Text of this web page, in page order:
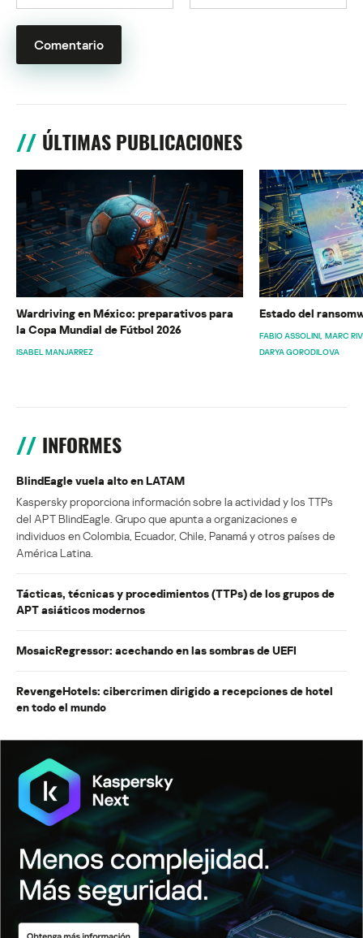
ÚLTIMAS PUBLICACIONES
Wardriving en México: preparativos para
la Copa Mundial de Fútbol 2026
ISABEL MANJARREZ
Estado del
FABIO ASSOLINI MARC
DARYA GORODILOVA
INFORMES
BlindEagle vuela alto en LATAM
Kaspersky proporciona información sobre la actividad y los TTPs
del APT BlindEagle. Grupo que apunta a organizaciones e
individuos en Colombia, Ecuador, Chile, Panamá y otros países de
América Latina.
Tácticas, técnicas y procedimientos (TTPs) de los grupos de
APT asiáticos modernos
MosaicRegressor: acechando en las sombras de UEFI
RevengeHotels: cibercrimen dirigido a recepciones de hotel
en todo el mundo